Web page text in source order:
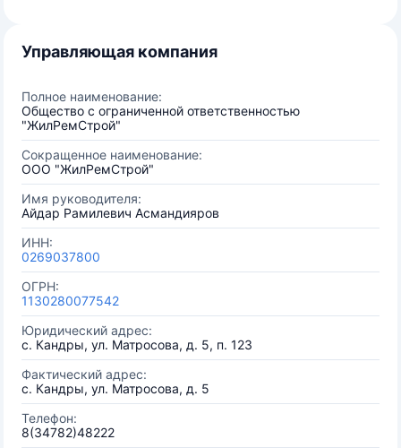
Управляющая компания
Полное наименование:
Общество с ограниченной ответственностью
"ЖилРемСтрой"
Сокращенное наименование:
ООО "ЖилРемСтрой"
Имя руководителя:
Айдар Рамилевич Асмандияров
ИНН:
0269037800
ОГРН:
1130280077542
Юридический адрес:
с. Кандры, ул. Матросова, д. 5, п. 123
Фактический адрес:
с. Кандры, ул. Матросова, д. 5
Телефон:
8(34782)48222